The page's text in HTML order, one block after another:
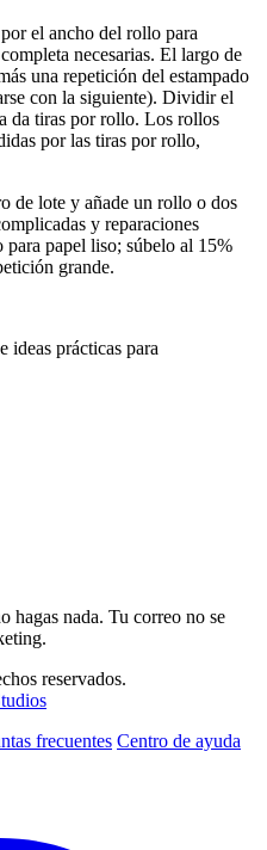
el ancho del rollo para
necesarias. El largo de
una repetición del estampado
con la siguiente). Dividir el
da tiras por rollo. Los rollos
por las tiras por rollo,
de lote y añade un rollo o dos
y reparaciones
para papel liso; súbelo al 15%
grande.
ideas prácticas para
hagas nada. Tu correo no se
reservados.
frecuentes Centro de ayuda